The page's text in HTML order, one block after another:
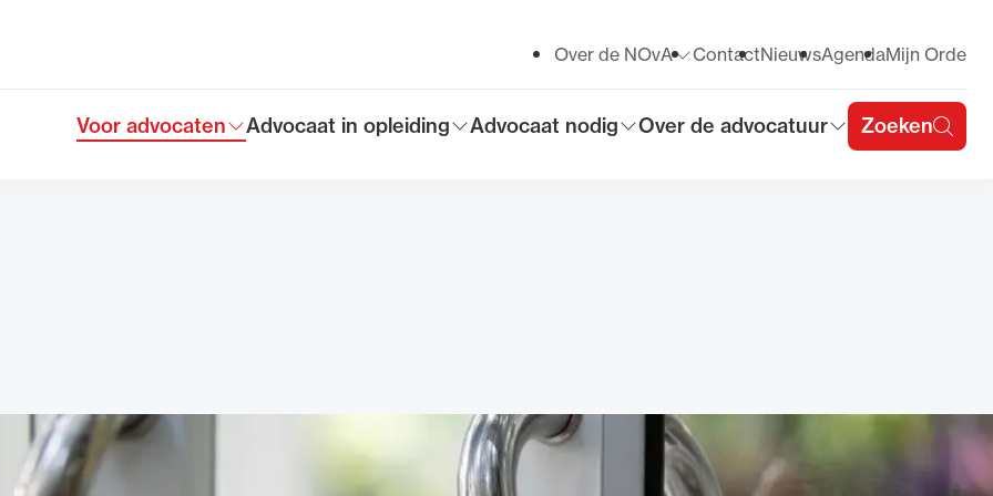
Toon submenu voor
Voor advocaten
Toon submenu voor
Advocaat in opleiding
Toon submenu voor
Advocaat nodig
Toon submenu voor
Over de advocatuur Zoeken
Toon submenu voor
Over de NOvA ContactNieuwsAgendaMijn Orde